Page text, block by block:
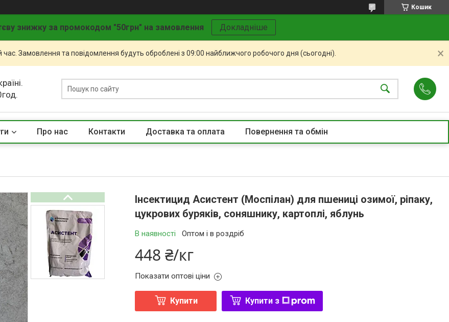
Кошик
знижку за промокодом "50грн" на замовлення Докладніше
час. Замовлення та повідомлення будуть оброблені з 09:00 найближчого робочого дня (сьогодні).
Про нас Контакти Доставка та оплата Повернення та обмін
Інсектицид Асистент (Моспілан) для пшениці озимої, ріпаку,
цукрових буряків, соняшнику, картоплі, яблунь
В наявності Оптом і в роздріб
448 ₴/кг
Показати оптові ціни
Купити Купити з